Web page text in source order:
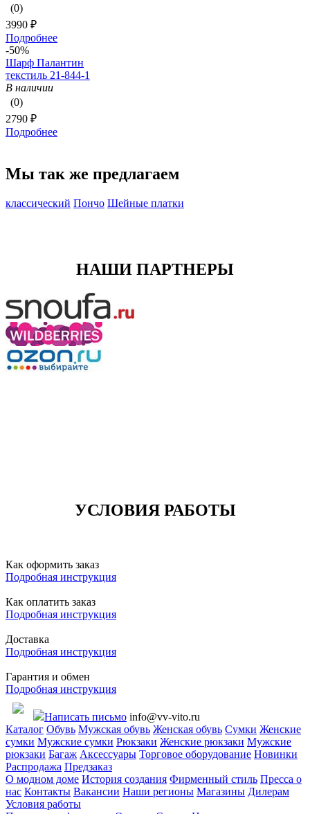
(0)
3990 ₽
Подробнее
-50%
Шарф Палантин
текстиль 21-844-1
В наличии
(0)
2790 ₽
Подробнее
Мы так же предлагаем
классический Пончо Шейные платки
НАШИ ПАРТНЕРЫ
УСЛОВИЯ РАБОТЫ
Как оформить заказ
Подробная инструкция
Как оплатить заказ
Подробная инструкция
Доставка
Подробная инструкция
Гарантия и обмен
Подробная инструкция
Написать письмо info@vv-vito.ru
Каталог Обувь Мужская обувь Женская обувь Сумки Женские
сумки Мужские сумки Рюкзаки Женские рюкзаки Мужские
рюкзаки Багаж Аксессуары Торговое оборудование Новинки
Распродажа Предзаказ
О модном доме История создания Фирменный стиль Пресса о
нас Контакты Вакансии Наши регионы Магазины Дилерам
Условия работы